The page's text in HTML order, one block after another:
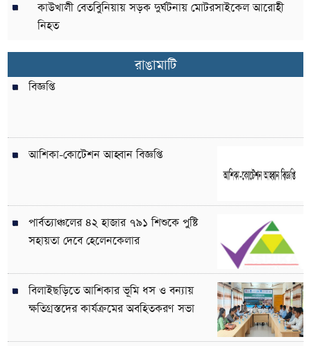
কাউখালী বেতবুিনিয়ায় সড়ক দুর্ঘটনায় মোটরসাইকেল আরোহী
নিহত
রাঙামাটি
বিজ্ঞপ্তি
আশিকা-কোটেশন আহ্বান বিজ্ঞপ্তি
পার্বত্যাঞ্চলের ৪২ হাজার ৭৯১ শিশুকে পুষ্টি
সহায়তা দেবে হেলেনকেলার
বিলাইছড়িতে আশিকার ভূমি ধস ও বন্যায়
ক্ষতিগ্রস্তদের কার্যক্রমের অবহিতকরণ সভা